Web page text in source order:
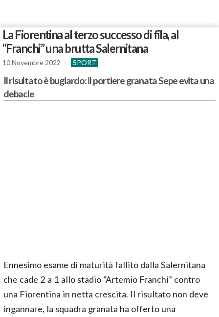
La Fiorentina al terzo successo di fila, al
“Franchi” una brutta Salernitana
10 Novembre 2022 - SPORT -
Il risultato è bugiardo: il portiere granata Sepe evita una
debacle
Ennesimo esame di maturità fallito dalla Salernitana
che cade 2 a 1 allo stadio “Artemio Franchi” contro
una Fiorentina in netta crescita. Il risultato non deve
ingannare, la squadra granata ha offerto una